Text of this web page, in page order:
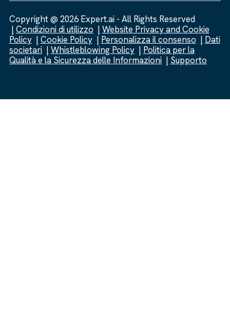
Copyright @ 2026 Expert.ai - All Rights Reserved
Condizioni di utilizzo
Website Privacy and Cookie
Policy
Cookie Policy Personalizza il consenso
Dati
societari
Whistleblowing Policy
Politica per la
Qualità e la Sicurezza delle Informazioni
Supporto